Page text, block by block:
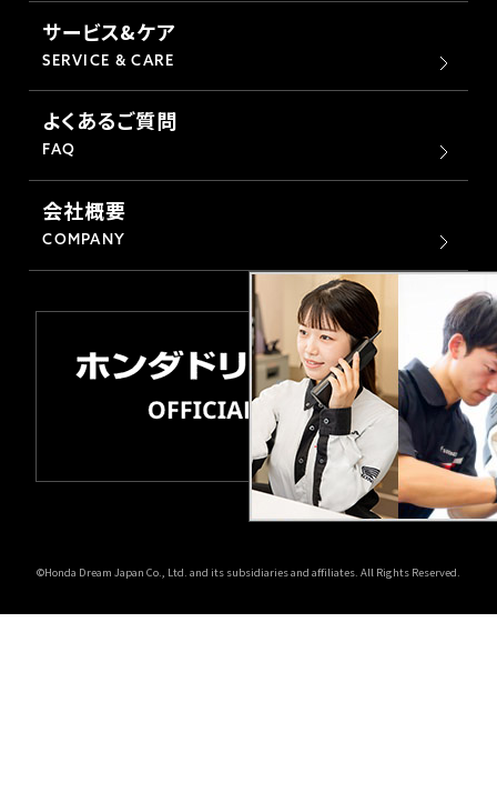
サービス&ケア
SERVICE & CARE
よくあるご質問
FAQ
会社概要
COMPANY
©Honda Dream Japan Co., Ltd. and its subsidiaries and affiliates. All Rights Reserved.